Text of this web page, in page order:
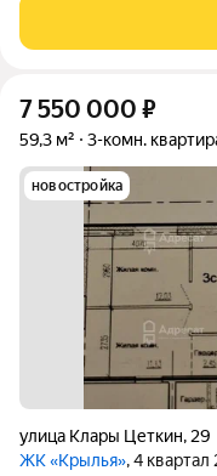
метровТёплая, светлая
трёхэтажки, где свежий
7 550 000 ₽
59,3 м² 3-комн.
новостройка
улица Клары Цеткин, 29
ЖК «Крылья», 4 квартал